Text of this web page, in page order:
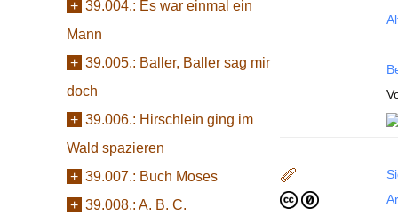
+ 39.004.: Es war einmal ein
Mann
+ 39.005.: Baller, Baller sag mir
doch
+ 39.006.: Hirschlein ging im
Wald spazieren
+ 39.007.: Buch Moses
+ 39.008.: A. B. C.